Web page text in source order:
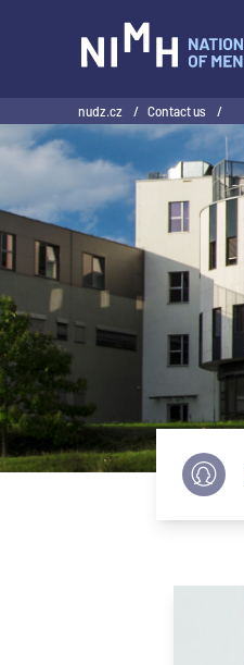
nudz.cz / Contact us /